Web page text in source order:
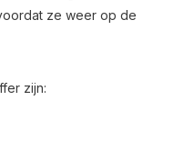
ze weer op de
zijn: